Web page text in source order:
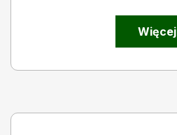
Więcej